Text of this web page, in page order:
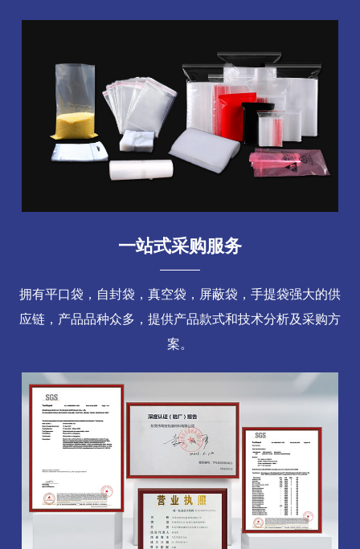
一站式采购服务
拥有平口袋，自封袋，真空袋，屏蔽袋，手提袋强大的供
应链，产品品种众多，提供产品款式和技术分析及采购方
案。